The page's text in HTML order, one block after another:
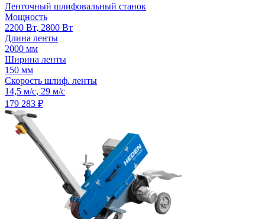
Ленточный шлифовальный станок
Мощность
2200 Вт, 2800 Вт
Длина ленты
2000 мм
Ширина ленты
150 мм
Скорость шлиф. ленты
14,5 м/с, 29 м/с
179 283 ₽